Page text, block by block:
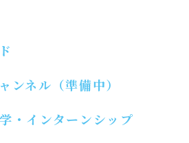
ンネル（準備中）
・インターンシップ